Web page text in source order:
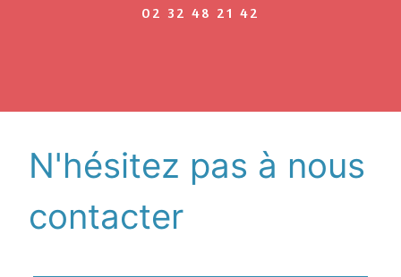
02 32 48 21 42
N'hésitez pas à nous
contacter